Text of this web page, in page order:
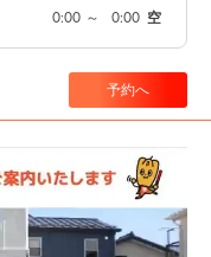
0:00 ～ 0:00 空
予約へ